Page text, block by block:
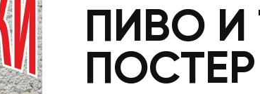
ПИВО И